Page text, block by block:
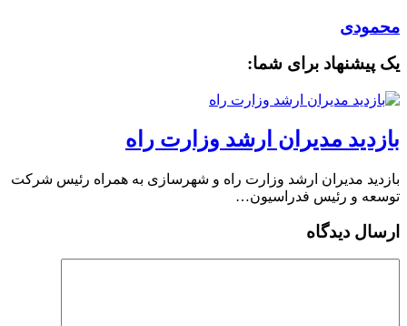
محمودی
یک پیشنهاد برای شما:
بازدید مدیران ارشد وزارت راه
بازدید مدیران ارشد وزارت راه و شهرسازی به همراه رئیس شرکت
توسعه و رئیس فدراسیون…
ارسال دیدگاه